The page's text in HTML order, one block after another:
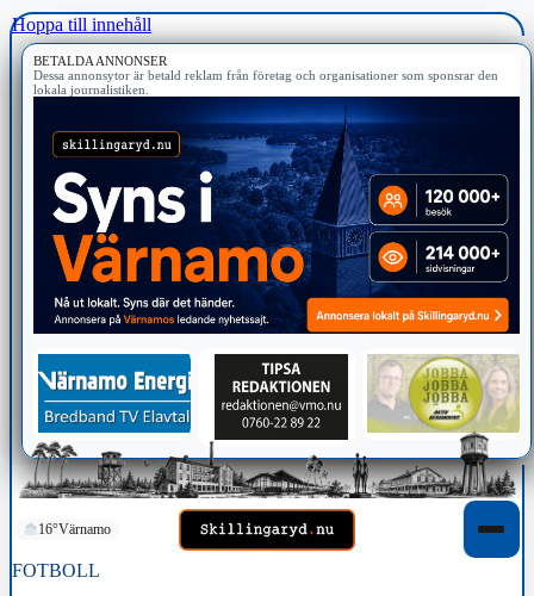
Hoppa till innehåll
BETALDA ANNONSER
Dessa annonsytor är betald reklam från företag och organisationer som sponsrar den
lokala journalistiken.
16°Värnamo
FOTBOLL